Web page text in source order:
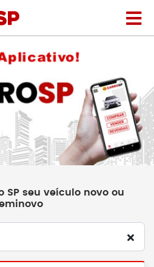
SP seu veículo novo ou